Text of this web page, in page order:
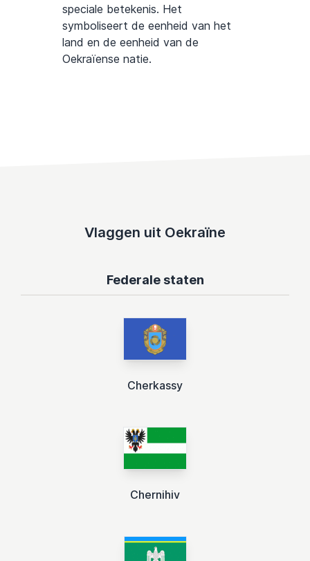
speciale betekenis. Het
symboliseert de eenheid van het
land en de eenheid van de
Oekraïense natie.
Vlaggen uit Oekraïne
Federale staten
Cherkassy
Chernihiv